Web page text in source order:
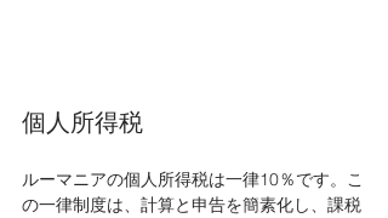
個人所得税
ルーマニアの個人所得税は一律10％です。こ
の一律制度は、計算と申告を簡素化し、課税